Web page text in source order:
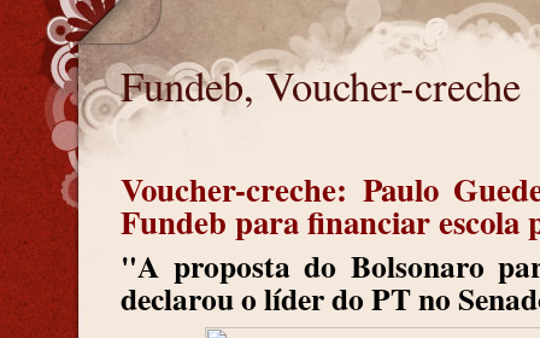
Fundeb, Voucher-creche
Voucher-creche: Paulo
Fundeb para financiar escola
"A proposta do Bolsonaro
declarou o líder do PT no